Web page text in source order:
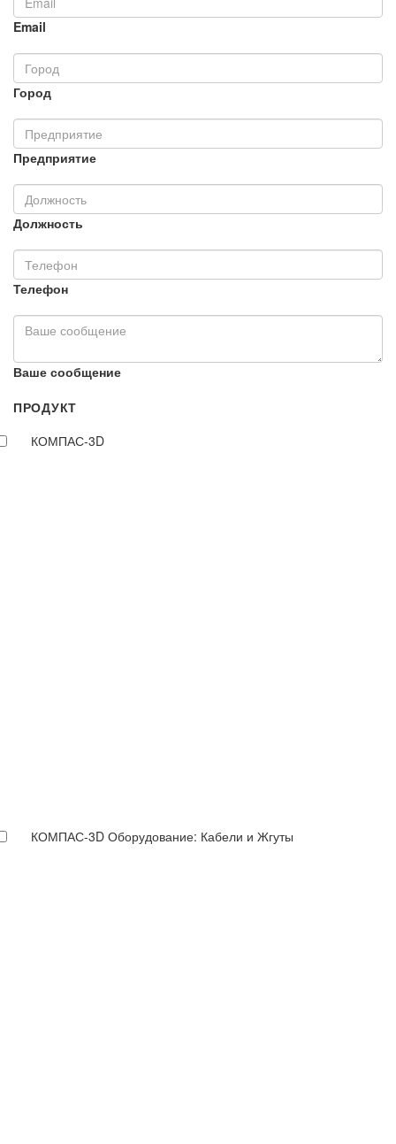
Email
Город
Предприятие
Должность
Телефон
Ваше сообщение
ПРОДУКТ
КОМПАС-3D
КОМПАС-3D Оборудование: Кабели и Жгуты